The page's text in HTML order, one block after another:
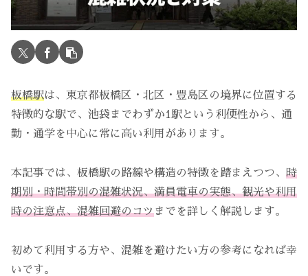
板橋駅は、東京都板橋区・北区・豊島区の境界に位置する
特徴的な駅で、池袋までわずか1駅という利便性から、通
勤・通学を中心に常に高い利用があります。
本記事では、板橋駅の路線や構造の特徴を踏まえつつ、 時
期別・時間帯別の混雑状況、満員電車の実態、観光や利用
時の注意点、混雑回避のコツまでを詳しく解説します。
初めて利用する方や、混雑を避けたい方の参考になれば幸
いです。